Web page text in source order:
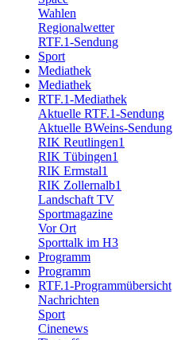
Wahlen
Regionalwetter
RTF.1-Sendung
Sport
Mediathek
Mediathek
RTF.1-Mediathek
Aktuelle RTF.1-Sendung
Aktuelle BWeins-Sendung
RIK Reutlingen1
RIK Tübingen1
RIK Ermstal1
RIK Zollernalb1
Landschaft TV
Sportmagazine
Vor Ort
Sporttalk im H3
Programm
Programm
RTF.1-Programmübersicht
Nachrichten
Sport
Cinenews